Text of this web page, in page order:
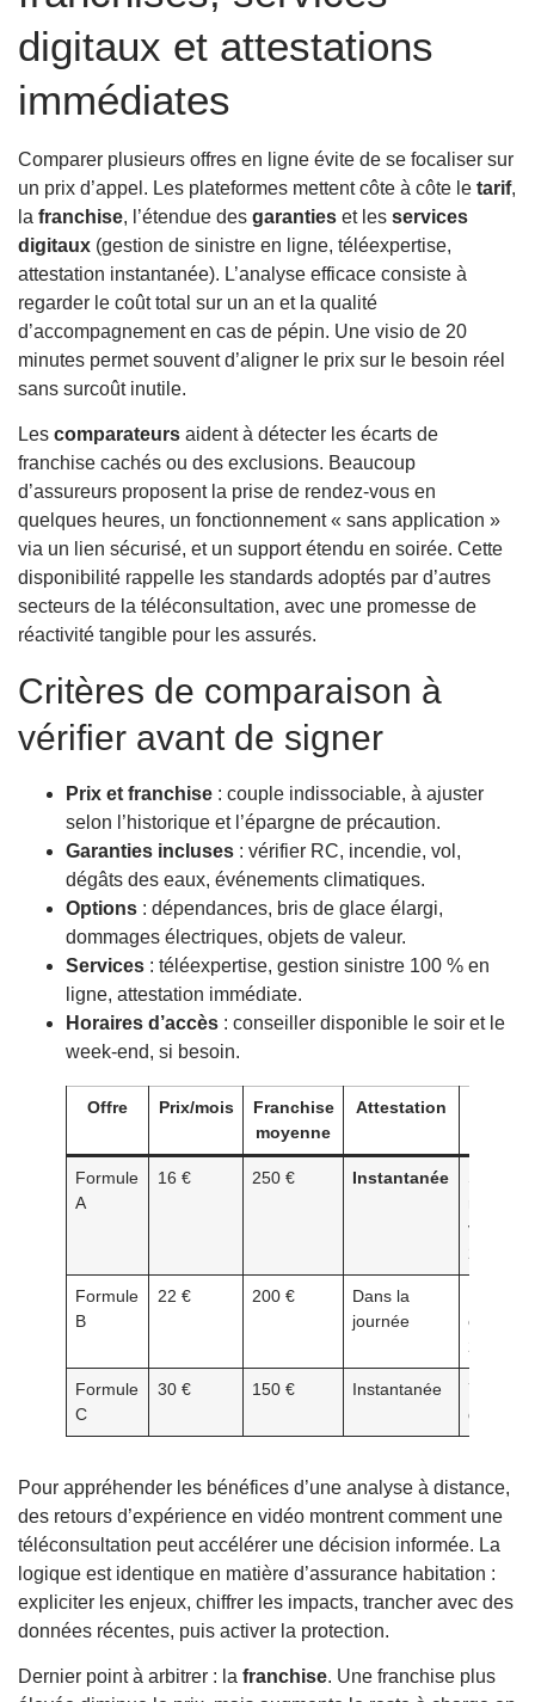
digitaux et attestations
immédiates
Comparer plusieurs offres en ligne évite de se focaliser sur
un prix d’appel. Les plateformes mettent côte à côte le tarif,
la franchise, l’étendue des garanties et les services
digitaux (gestion de sinistre en ligne, téléexpertise,
attestation instantanée). L’analyse efficace consiste à
regarder le coût total sur un an et la qualité
d’accompagnement en cas de pépin. Une visio de 20
minutes permet souvent d’aligner le prix sur le besoin réel
sans surcoût inutile.
Les comparateurs aident à détecter les écarts de
franchise cachés ou des exclusions. Beaucoup
d’assureurs proposent la prise de rendez-vous en
quelques heures, un fonctionnement « sans application »
via un lien sécurisé, et un support étendu en soirée. Cette
disponibilité rappelle les standards adoptés par d’autres
secteurs de la téléconsultation, avec une promesse de
réactivité tangible pour les assurés.
Critères de comparaison à
vérifier avant de signer
Prix et franchise : couple indissociable, à ajuster
selon l’historique et l’épargne de précaution.
Garanties incluses : vérifier RC, incendie, vol,
dégâts des eaux, événements climatiques.
Options : dépendances, bris de glace élargi,
dommages électriques, objets de valeur.
Services : téléexpertise, gestion sinistre 100 % en
ligne, attestation immédiate.
Horaires d’accès : conseiller disponible le soir et le
week-end, si besoin.
Offre Prix/mois
Franchise
moyenne
Attestation
Formule
A
16 € 250 € Instantanée
Sur
vous,
Formule
B
22 € 200 €
Dans la
journée
créneau
Formule
C
30 € 150 € Instantanée
7j/7
Pour appréhender les bénéfices d’une analyse à distance,
des retours d’expérience en vidéo montrent comment une
téléconsultation peut accélérer une décision informée. La
logique est identique en matière d’assurance habitation :
expliciter les enjeux, chiffrer les impacts, trancher avec des
données récentes, puis activer la protection.
Dernier point à arbitrer : la franchise. Une franchise plus